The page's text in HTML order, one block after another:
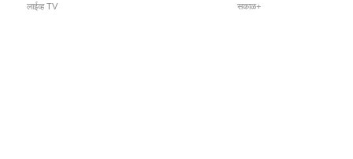
लाईव्ह TV सकाळ+